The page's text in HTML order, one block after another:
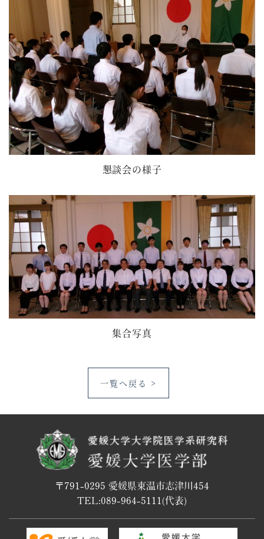
懇談会の様子
集合写真
一覧へ戻る >
〒791-0295 愛媛県東温市志津川454
TEL:089-964-5111(代表)